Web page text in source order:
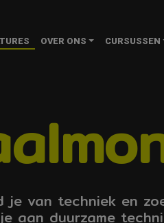
OVER ONS CURSUSSEN
van techniek en
aan duurzame